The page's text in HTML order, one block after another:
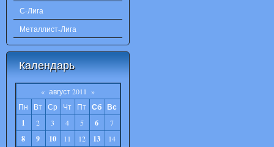
С-Лига
Металлист-Лига
Календарь
« август 2011 »
Пн
Вт Ср Чт Пт Сб Вс
1
2 3 4 5 6 7
8 9 10 11 12 13
14